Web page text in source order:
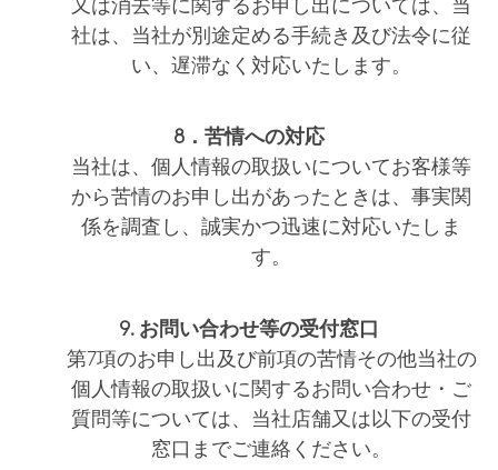
又は消去等に関するお申し出については、当
社は、当社が別途定める手続き及び法令に従
い、遅滞なく対応いたします。
8．苦情への対応
当社は、個人情報の取扱いについてお客様等
から苦情のお申し出があったときは、事実関
係を調査し、誠実かつ迅速に対応いたしま
す。
9. お問い合わせ等の受付窓口
第7項のお申し出及び前項の苦情その他当社の
個人情報の取扱いに関するお問い合わせ・ご
質問等については、当社店舗又は以下の受付
窓口までご連絡ください。